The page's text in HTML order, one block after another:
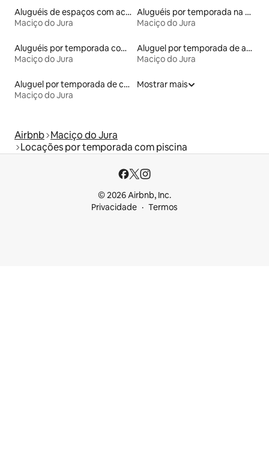
Aluguéis de espaços com acesso direto a pistas de esqui
Maciço do Jura
Aluguéis por temporada na orla
Maciço do Jura
Aluguéis por temporada com cama de altura acessível
Maciço do Jura
Aluguel por temporada de apart-hotéis
Maciço do Jura
Aluguel por temporada de casas-barco
Maciço do Jura
Mostrar mais
Airbnb Maciço do Jura
Locações por temporada com piscina
© 2026 Airbnb, Inc.
Privacidade
Termos